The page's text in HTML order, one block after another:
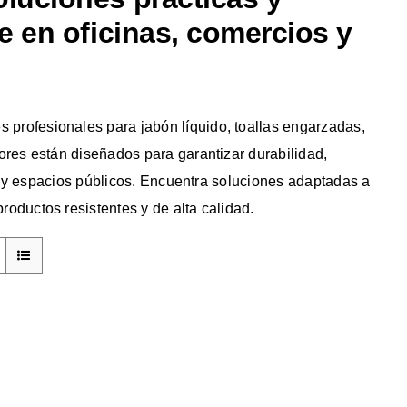
en oficinas, comercios y
profesionales para jabón líquido, toallas engarzadas,
están diseñados para garantizar durabilidad,
espacios públicos. Encuentra soluciones adaptadas a
resistentes y de alta calidad.